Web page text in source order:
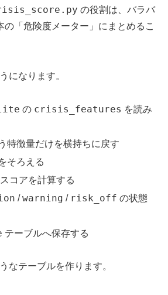
の役割は、バラバ
の「危険度メーター」にまとめるこ
になります。
の crisis_features を読み
特徴量だけを横持ちに戻す
そろえる
コアを計算する
/warning / risk_off の状態
テーブルへ保存する
なテーブルを作ります。